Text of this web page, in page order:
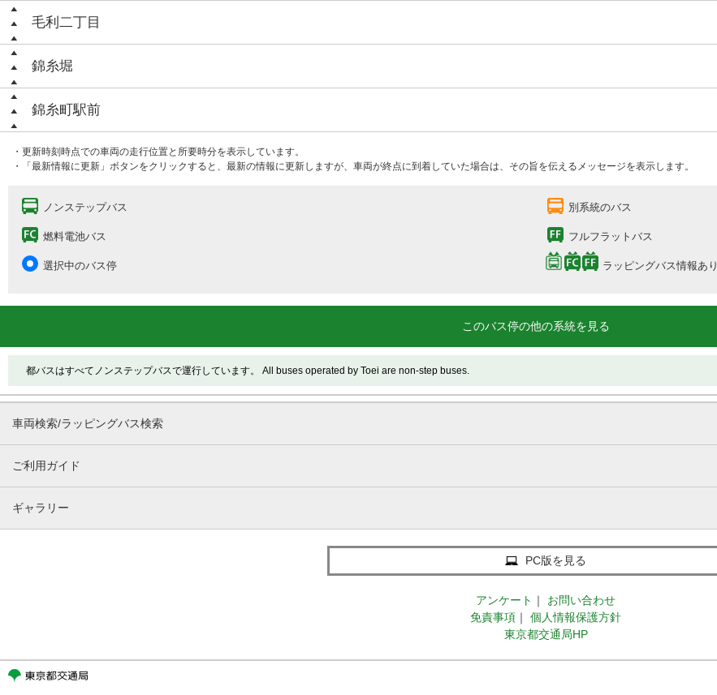
毛利二丁目
錦糸堀
錦糸町駅前
・更新時刻時点での車両の走行位置と所要時分を表示しています。
・「最新情報に更新」ボタンをクリックすると、最新の情報に更新しますが、車両が終点に到着していた場合は、その旨を伝えるメッセージを表示します。
ノンステップバス 別系統のバス
燃料電池バス フルフラットバス
選択中のバス停 ラッピングバス情報あり
このバス停の他の系統を見る
都バスはすべてノンステップバスで運行しています。 All buses operated by Toei are non-step buses.
車両検索/ラッピングバス検索
ご利用ガイド
ギャラリー
PC版を見る
アンケート ｜
お問い合わせ
免責事項 ｜
個人情報保護方針
東京都交通局HP